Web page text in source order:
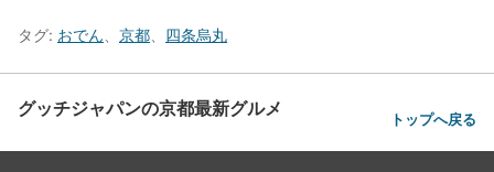
タグ: おでん 京都 四条烏丸
グッチジャパンの京都最新グルメ トップへ戻る